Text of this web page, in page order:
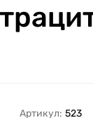
Артикул: 523